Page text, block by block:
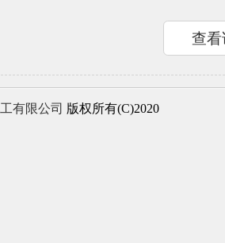
查
有限公司 版权所有(C)2020